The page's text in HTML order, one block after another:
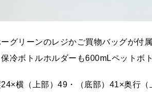
グリーンのレジかご買物バッグが付
冷ボトルホルダーも600mLペットボ
横（上部）49・（底部）41×奥行